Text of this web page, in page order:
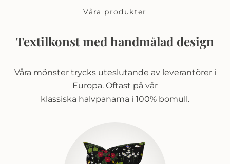
Våra produkter
Textilkonst med handmålad design
Våra mönster trycks uteslutande av leverantörer i
Europa. Oftast på vår
klassiska halvpanama i 100% bomull.